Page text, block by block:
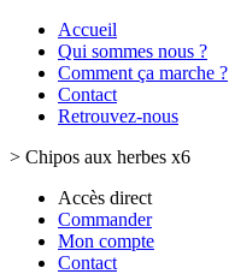
Accueil
Qui sommes nous ?
Comment ça marche ?
Contact
Retrouvez-nous
> Chipos aux herbes x6
Accès direct
Commander
Mon compte
Contact